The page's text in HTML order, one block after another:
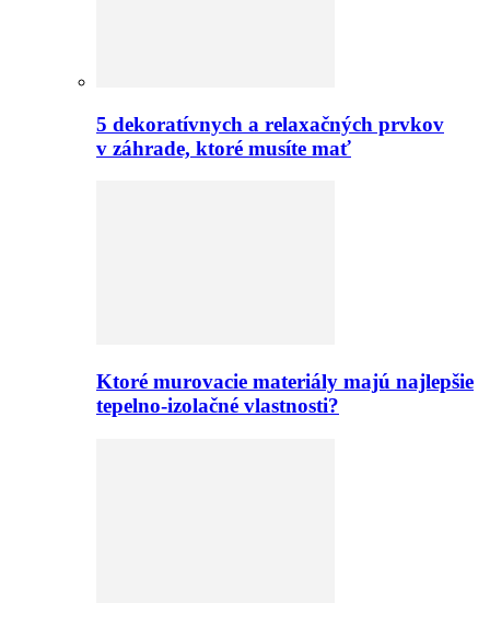
5 dekoratívnych a relaxačných prvkov
v záhrade, ktoré musíte mať
Ktoré murovacie materiály majú najlepšie
tepelno-izolačné vlastnosti?